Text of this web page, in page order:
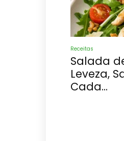
Receitas
Salada
Leveza,
Cada...